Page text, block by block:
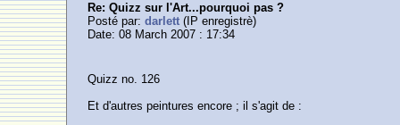
Re: Quizz sur l'Art...pourquoi pas ?
Posté par:darlett (IP enregistrè)
Date: 08 March 2007 : 17:34
Quizz no. 126
Et d'autres peintures encore ; il s'agit de :